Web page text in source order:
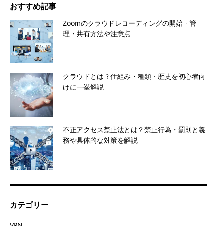
おすすめ記事
Zoomのクラウドレコーディングの開始・管
理・共有方法や注意点
クラウドとは？仕組み・種類・歴史を初心者向
けに一挙解説
不正アクセス禁止法とは？禁止行為・罰則と義
務や具体的な対策を解説
カテゴリー